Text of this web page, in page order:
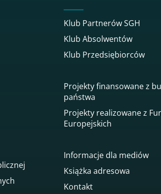
Klub Partnerów SGH
Klub Absolwentów
Klub Przedsiębiorców
Projekty finansowane z
państwa
Projekty realizowane z
Europejskich
Informacje dla mediów
Książka adresowa
Kontakt